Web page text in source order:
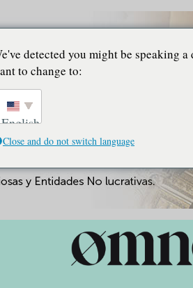
detected you might be speaking
to change to:
English
Close and do not switch language